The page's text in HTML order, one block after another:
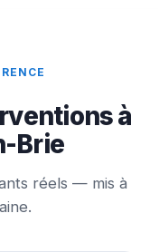
à
Brie
réels — mis à